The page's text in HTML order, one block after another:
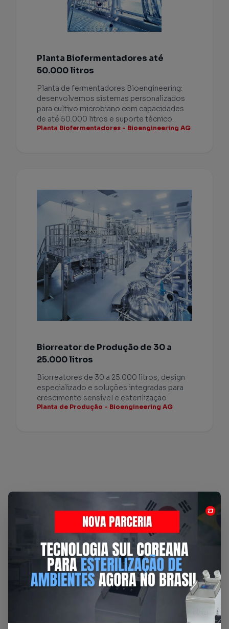
Planta Biofermentadores até
50.000 litros
Planta de fermentadores Bioengineering:
desenvolvemos sistemas personalizados
para cultivo microbiano com capacidades
de até 50.000 litros e suporte técnico.
Planta Biofermentadores - Bioengineering AG
Biorreator de Produção de 30 a
25.000 litros
Biorreatores de 30 a 25.000 litros, design
especializado e soluções integradas para
crescimento sensível e esterilização
Planta de Produção - Bioengineering AG
Toda a Linha
Bioengineering AG
oferecida pela Dafratec